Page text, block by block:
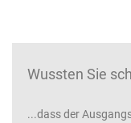
Wussten Sie
...dass der